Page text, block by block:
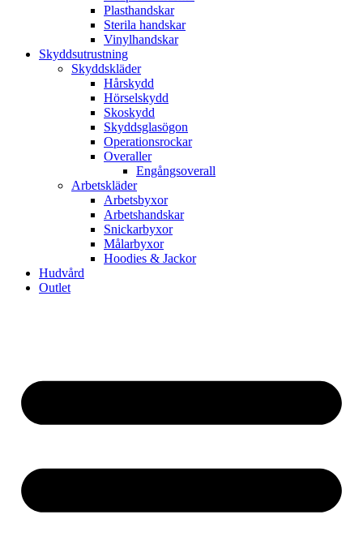
Plasthandskar
Sterila handskar
Vinylhandskar
Skyddsutrustning
Skyddskläder
Hårskydd
Hörselskydd
Skoskydd
Skyddsglasögon
Operationsrockar
Overaller
Engångsoverall
Arbetskläder
Arbetsbyxor
Arbetshandskar
Snickarbyxor
Målarbyxor
Hoodies & Jackor
Hudvård
Outlet